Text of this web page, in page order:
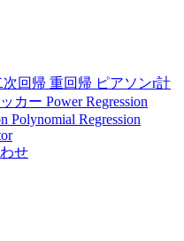
次回帰 重回帰 ピアソンr計
カー Power Regression
Polynomial Regression
せ